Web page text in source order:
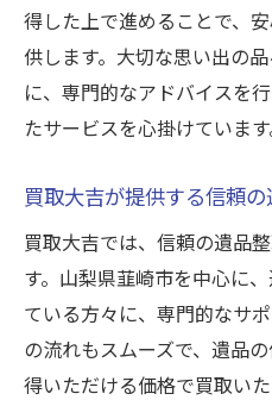
得した上で進めることで、
供します。大切な思い出の
に、専門的なアドバイスを
たサービスを心掛けています
買取大吉が提供する信頼
買取大吉では、信頼の遺品
す。山梨県韮崎市を中心に
ている方々に、専門的なサ
の流れもスムーズで、遺品
得いただける価格で買取い